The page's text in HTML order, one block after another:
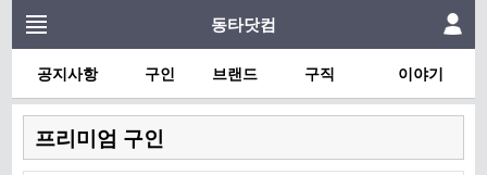
동타닷컴
공지사항 구인 브랜드 구직 이야기
프리미엄 구인